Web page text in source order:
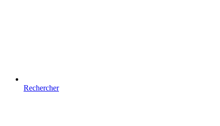
Rechercher